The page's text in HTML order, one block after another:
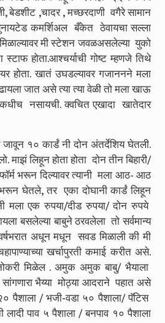
,चादर , मच्छरदाणी वगैरे सामान
कमर्शिअल बँकेत ठेवायचा सल्ला
मी स्टेशन जवळअसलेल्या युको
होता.आश्चर्याची गोष्ट म्हणजे तिथे
होता. खातं उघडल्यावर गजाननने मला
जात असे त्या त्या वेळी तो मला खाऊ
कधीच नसायची. क्वचित एखादा खातेदार
१० कार्डं नी दोन अंतर्देशिय घेतली.
लिहून होता होता दोन तीन बिहारी/
भरून दिल्यावर त्यानी मला आठ- आठ
घेतले, तर एका दोघानी कार्डं लिहून
मला एक रुपया/दीड रुपया/ दोन रुपये
बसलेल्या बाबुने ठरवलेला तो सर्वमान्य
अधून मधून सवड मिळाली की मी
खर्चापुरती कमाई करीत असे.
मिळेल . अमुक अमुक बाबु/ भैयाला
भैय्या मोठ्या आदराने पहात असे
पैशाला / भजी-वडा ५० पैशाला/ पॅटिस
पाव ५ पैशाला / बनपाव १० पैशाला